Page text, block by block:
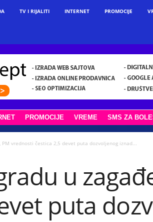
TV I RIJALITI INTERNET PROMOCIJE
PROMOCIJE VREME SMS ZA
PM vrednosti čestica 2,5 devet puta dozvoljenog iznad...
u
puta